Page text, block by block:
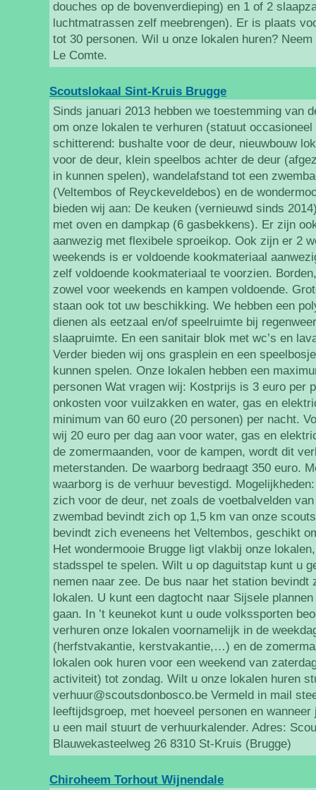
douches op de bovenverdieping) en 1 of 2
luchtmatrassen zelf meebrengen). Er is plaats
tot 30 personen. Wil u onze lokalen huren?
Le Comte.
Scoutslokaal Sint-Kruis Brugge
Sinds januari 2013 hebben we toestemming van
om onze lokalen te verhuren (statuut
schitterend: bushalte voor de deur, nieuwbouw
voor de deur, klein speelbos achter de deur
in kunnen spelen), wandelafstand tot een
(Veltembos of Reyckeveldebos) en de
bieden wij aan: De keuken (vernieuwd sinds
met oven en dampkap (6 gasbekkens). Er zijn
aanwezig met flexibele sproeikop. Ook zijn er 2
weekends is er voldoende kookmateriaal
zelf voldoende kookmateriaal te voorzien.
zowel voor weekends en kampen voldoende.
staan ook tot uw beschikking. We hebben een
dienen als eetzaal en/of speelruimte bij
slaapruimte. En een sanitair blok met wc’s en
Verder bieden wij ons grasplein en een
kunnen spelen. Onze lokalen hebben een
personen Wat vragen wij: Kostprijs is 3 euro per
onkosten voor vuilzakken en water, gas en
minimum van 60 euro (20 personen) per nacht.
wij 20 euro per dag aan voor water, gas en
de zomermaanden, voor de kampen, wordt dit
meterstanden. De waarborg bedraagt 350 euro.
waarborg is de verhuur bevestigd.
zich voor de deur, net zoals de voetbalvelden
zwembad bevindt zich op 1,5 km van onze
bevindt zich eveneens het Veltembos, geschikt
Het wondermooie Brugge ligt vlakbij onze
stadsspel te spelen. Wilt u op daguitstap kunt u
nemen naar zee. De bus naar het station bevindt
lokalen. U kunt een dagtocht naar Sijsele plannen
gaan. In ’t keunekot kunt u oude volkssporten
verhuren onze lokalen voornamelijk in de
(herfstvakantie, kerstvakantie,…) en de
lokalen ook huren voor een weekend van
activiteit) tot zondag. Wilt u onze lokalen huren
verhuur@scoutsdonbosco.be Vermeld in mail
leeftijdsgroep, met hoeveel personen en
u een mail stuurt de verhuurkalender. Adres:
Blauwekasteelweg 26 8310 St-Kruis (Brugge)
Chiroheem Torhout Wijnendale